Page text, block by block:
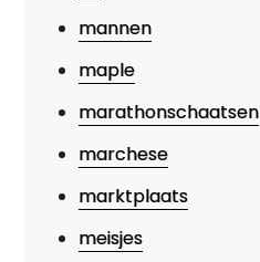
mannen
maple
marathonschaatsen
marchese
marktplaats
meisjes